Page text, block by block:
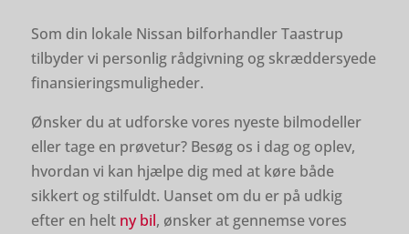
Som din lokale Nissan bilforhandler Taastrup
tilbyder vi personlig rådgivning og skræddersyede
finansieringsmuligheder.
Ønsker du at udforske vores nyeste bilmodeller
eller tage en prøvetur? Besøg os i dag og oplev,
hvordan vi kan hjælpe dig med at køre både
sikkert og stilfuldt. Uanset om du er på udkig
efter en helt ny bil, ønsker at gennemse vores